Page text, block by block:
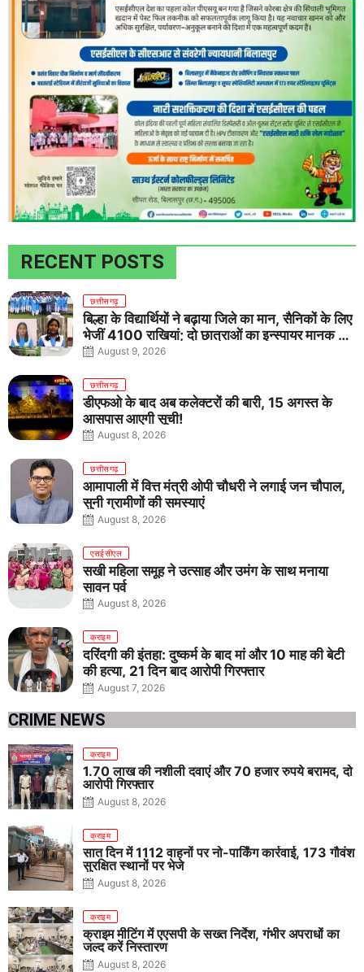
RECENT POSTS
छत्तीसगढ़
बिल्हा के विद्यार्थियों ने बढ़ाया जिले का मान, सैनिकों के लिए
भेजीं 4100 राखियां; दो छात्राओं का इन्स्पायर मानक में
राष्ट्रीय चयन
August 9, 2026
छत्तीसगढ़
डीएफओ के बाद अब कलेक्टरों की बारी, 15 अगस्त के
आसपास आएगी सूची!
August 8, 2026
छत्तीसगढ़
आमापाली में वित्त मंत्री ओपी चौधरी ने लगाई जन चौपाल,
सुनी ग्रामीणों की समस्याएं
August 8, 2026
एसईसीएल
सखी महिला समूह ने उत्साह और उमंग के साथ मनाया
सावन पर्व
August 8, 2026
क्राइम
दरिंदगी की इंतहा: दुष्कर्म के बाद मां और 10 माह की बेटी
की हत्या, 21 दिन बाद आरोपी गिरफ्तार
August 7, 2026
CRIME NEWS
क्राइम
1.70 लाख की नशीली दवाएं और 70 हजार रुपये बरामद, दो
आरोपी गिरफ्तार
August 8, 2026
क्राइम
सात दिन में 1112 वाहनों पर नो-पार्किंग कार्रवाई, 173 गौवंश
सुरक्षित स्थानों पर भेजे
August 8, 2026
क्राइम
क्राइम मीटिंग में एएसपी के सख्त निर्देश, गंभीर अपराधों का
जल्द करें निस्तारण
August 8, 2026